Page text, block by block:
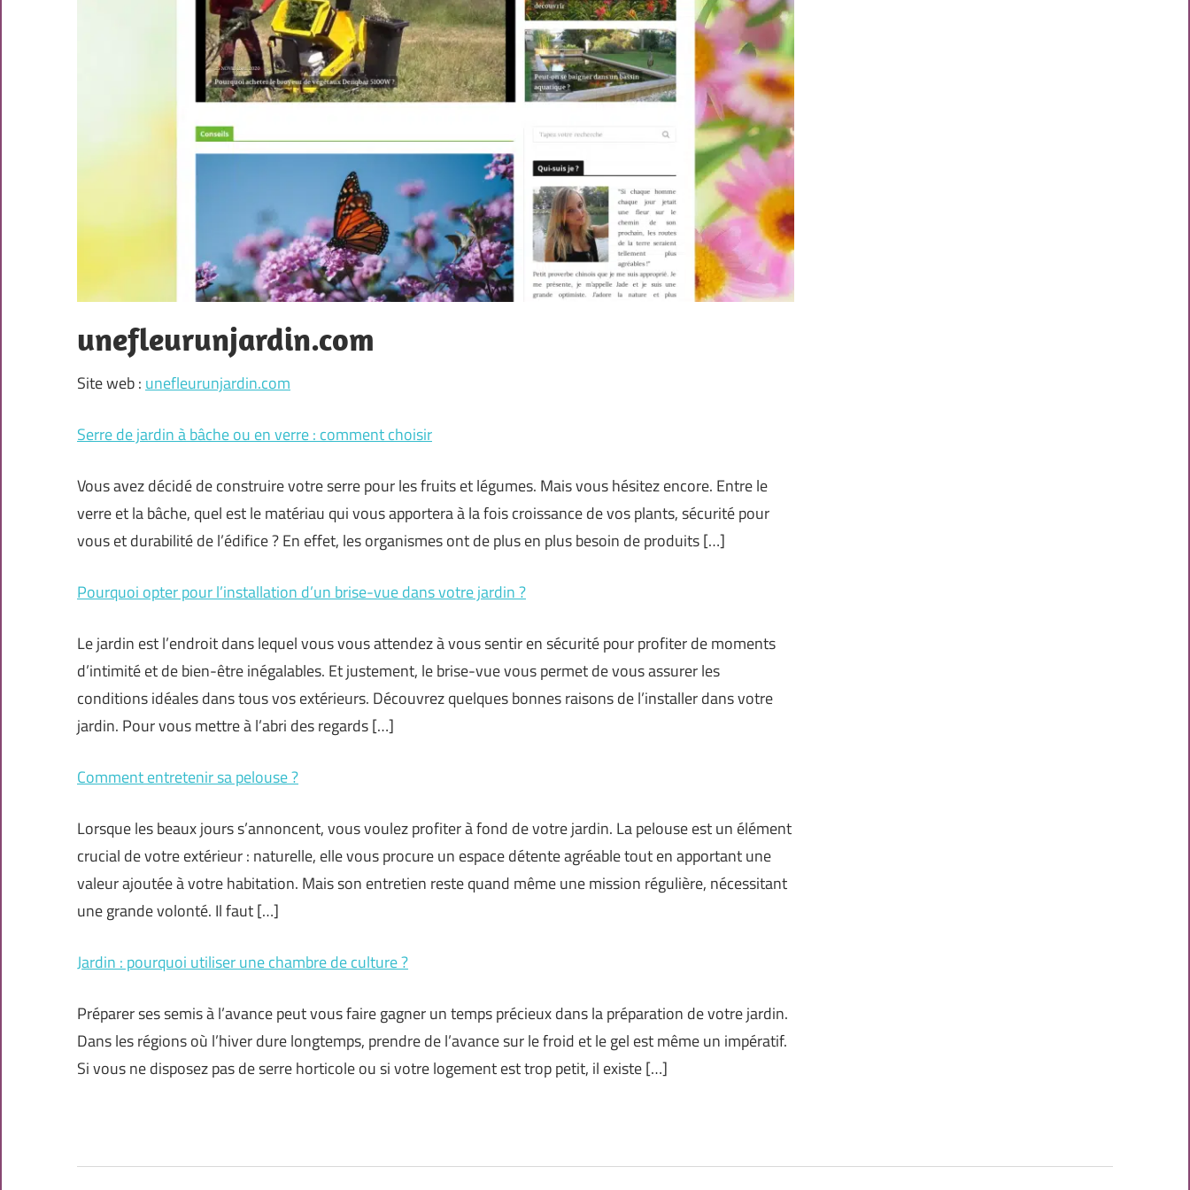
unefleurunjardin.com
Site web : unefleurunjardin.com
Serre de jardin à bâche ou en verre : comment choisir
Vous avez décidé de construire votre serre pour les fruits et légumes. Mais vous hésitez encore. Entre le
verre et la bâche, quel est le matériau qui vous apportera à la fois croissance de vos plants, sécurité pour
vous et durabilité de l’édifice ? En effet, les organismes ont de plus en plus besoin de produits […]
Pourquoi opter pour l’installation d’un brise-vue dans votre jardin ?
Le jardin est l’endroit dans lequel vous vous attendez à vous sentir en sécurité pour profiter de moments
d’intimité et de bien-être inégalables. Et justement, le brise-vue vous permet de vous assurer les
conditions idéales dans tous vos extérieurs. Découvrez quelques bonnes raisons de l’installer dans votre
jardin. Pour vous mettre à l’abri des regards […]
Comment entretenir sa pelouse ?
Lorsque les beaux jours s’annoncent, vous voulez profiter à fond de votre jardin. La pelouse est un élément
crucial de votre extérieur : naturelle, elle vous procure un espace détente agréable tout en apportant une
valeur ajoutée à votre habitation. Mais son entretien reste quand même une mission régulière, nécessitant
une grande volonté. Il faut […]
Jardin : pourquoi utiliser une chambre de culture ?
Préparer ses semis à l’avance peut vous faire gagner un temps précieux dans la préparation de votre jardin.
Dans les régions où l’hiver dure longtemps, prendre de l’avance sur le froid et le gel est même un impératif.
Si vous ne disposez pas de serre horticole ou si votre logement est trop petit, il existe […]